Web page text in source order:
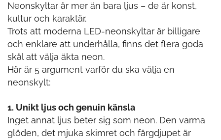
Neonskyltar är mer än bara ljus – de är konst,
kultur och karaktär.
Trots att moderna LED-neonskyltar är billigare
och enklare att underhålla, finns det flera goda
skäl att välja äkta neon.
Här är 5 argument varför du ska välja en
neonskylt:
1. Unikt ljus och genuin känsla
Inget annat ljus beter sig som neon. Den varma
glöden, det mjuka skimret och färgdjupet är